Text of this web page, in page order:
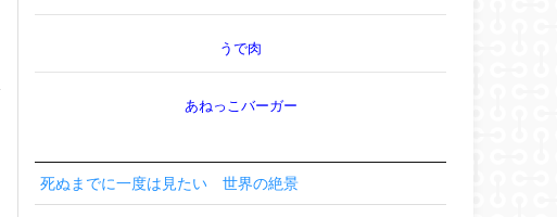
うで肉
あねっこバーガー
死ぬまでに一度は見たい 世界の絶景